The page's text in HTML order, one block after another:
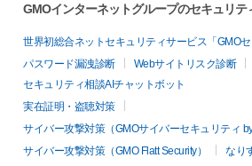
GMOインターネットグループのセキュリテ
世界初総合ネットセキュリティサービス「GMOセ
パスワード漏洩診断
Webサイトリスク診断
セキュリティ相談AIチャットボット
実在証明・盗聴対策
サイバー攻撃対策（GMOサイバーセキュリティ
サイバー攻撃対策（GMO Flatt Security）
なり